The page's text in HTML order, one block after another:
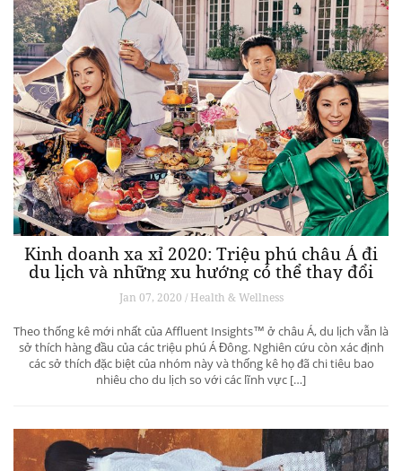
Kinh doanh xa xỉ 2020: Triệu phú châu Á đi
du lịch và những xu hướng có thể thay đổi
ngành du lịch thượng lưu
Jan 07, 2020 / Health & Wellness
Theo thống kê mới nhất của Affluent Insights™ ở châu Á, du lịch vẫn là
sở thích hàng đầu của các triệu phú Á Đông. Nghiên cứu còn xác định
các sở thích đặc biệt của nhóm này và thống kê họ đã chi tiêu bao
nhiêu cho du lịch so với các lĩnh vực […]